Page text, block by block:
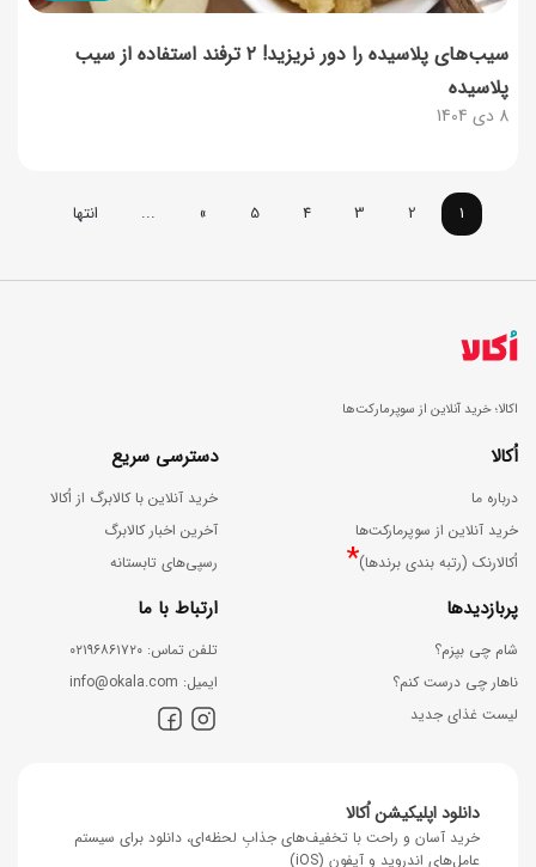
8 دی 1404
سیب‌های پلاسیده را دور نریزید! ۲ ترفند استفاده از سیب
پلاسیده
1
2
3
4
5
»
... انتها
اکالا؛ خرید آنلاین از سوپرمارکت‌ها
اُکالا
درباره ما
خرید آنلاین از سوپرمارکت‌ها
اُکالارنک (رتبه بندی برندها)*
دسترسی سریع
خرید آنلاین با کالابرگ از اُکالا
آخرین اخبار کالابرگ
رسپی‌های تابستانه
پربازدیدها
شام چی بپزم؟
ناهار چی درست کنم؟
لیست غذای جدید
ارتباط با ما
ﺗﻠﻔﻦ ﺗﻤﺎس: ۰۲۱۹۶۸۶۱۷۲۰
اﯾﻤﯿﻞ: info@okala.com
دانلود اپلیکیشن اُکالا
خرید آسان و راحت با تخفیف‌های جذابِ لحظه‌ای، دانلود برای سیستم
عامل‌های اندروید و آیفون (iOS)